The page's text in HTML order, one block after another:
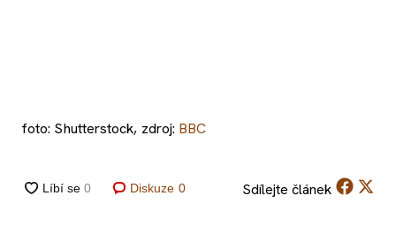
foto: Shutterstock, zdroj: BBC
Diskuze 0 Sdílejte článek